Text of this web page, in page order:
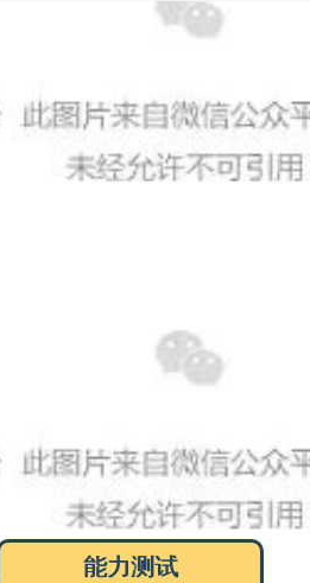
能力测试